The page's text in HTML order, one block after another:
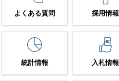
よくある質問 採用情報
統計情報 入札情報